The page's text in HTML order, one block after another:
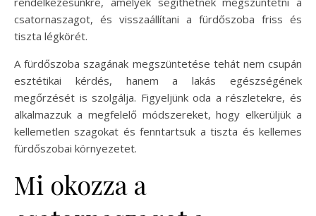
csatornaszagot, és visszaállítani a fürdőszoba friss és
tiszta légkörét.
A fürdőszoba szagának megszüntetése tehát nem csupán
esztétikai kérdés, hanem a lakás egészségének
megőrzését is szolgálja. Figyeljünk oda a részletekre, és
alkalmazzuk a megfelelő módszereket, hogy elkerüljük a
kellemetlen szagokat és fenntartsuk a tiszta és kellemes
fürdőszobai környezetet.
Mi okozza a